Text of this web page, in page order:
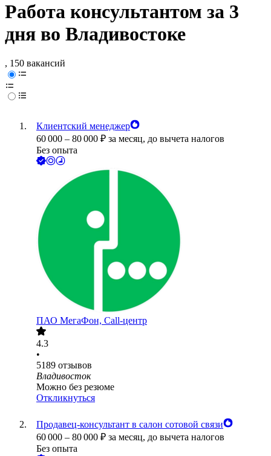
Работа консультантом за 3
дня во Владивостоке
, 150 вакансий
Клиентский менеджер
60 000 – 80 000 ₽ за месяц, до вычета налогов
Без опыта
ПАО МегаФон, Call-центр
4.3
•
5189 отзывов
Владивосток
Можно без резюме
Откликнуться
Продавец-консультант в салон сотовой связи
60 000 – 80 000 ₽ за месяц, до вычета налогов
Без опыта